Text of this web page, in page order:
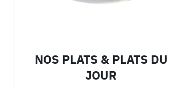
NOS PLATS & PLATS DU
JOUR